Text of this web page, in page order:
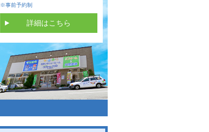
※事前予約制
詳細はこちら